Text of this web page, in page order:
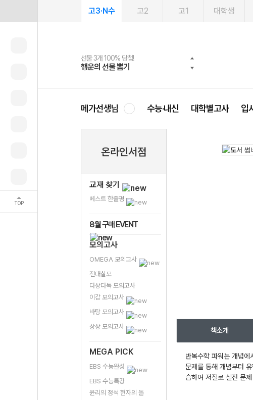
TOP
고3·N수 고2 고1 대학생
선물 3개 100% 당첨!
행운의 선물 뽑기
선물 100% 증정!
메가스터디 X 올리브
여름방학 스터디 캐시백
메가런 썸머스쿨
2027 러셀 단과
강사 공개선발
스마트러닝앱
설문 EVENT
메가패스
3일 무료 체험권
메가패스 수강생 무료혜택!
메가클럽 멤버십
사회공헌 캠페인
희망이룸 메가나눔
메가선생님 수능·내신 대학별고사 입
온라인서점
교재 찾기
베스트 한줄평
8월 구매 EVENT
모의고사
OMEGA 모의고사
전대실모
다상다독 모의고사
이감 모의고사
바탕 모의고사
상상 모의고사
MEGA PICK
EBS 수능완성
EBS 수능특강
윤리의 정석 현자의 돌
책소개
반복수학 파워는 개념
문제를 통해 개념부터
습하여 저절로 실전 문